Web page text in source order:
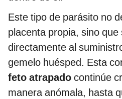
Este tipo de parásito no
placenta propia, sino que
directamente al
gemelo huésped. Esta
feto atrapado continúe
manera anómala, hasta